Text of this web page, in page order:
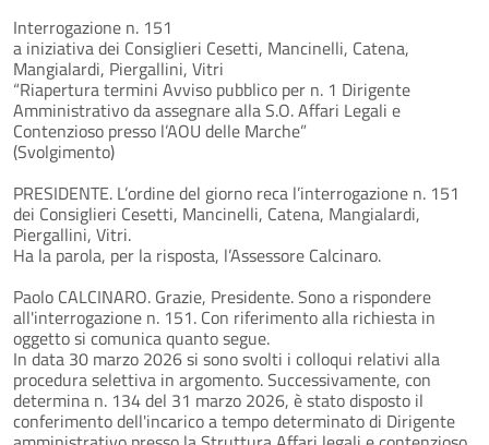
Interrogazione n. 151
a iniziativa dei Consiglieri Cesetti, Mancinelli, Catena,
Mangialardi, Piergallini, Vitri
“Riapertura termini Avviso pubblico per n. 1 Dirigente
Amministrativo da assegnare alla S.O. Affari Legali e
Contenzioso presso l’AOU delle Marche”
(Svolgimento)
PRESIDENTE. L’ordine del giorno reca l’interrogazione n. 151
dei Consiglieri Cesetti, Mancinelli, Catena, Mangialardi,
Piergallini, Vitri.
Ha la parola, per la risposta, l’Assessore Calcinaro.
Paolo CALCINARO. Grazie, Presidente. Sono a rispondere
all'interrogazione n. 151. Con riferimento alla richiesta in
oggetto si comunica quanto segue.
In data 30 marzo 2026 si sono svolti i colloqui relativi alla
procedura selettiva in argomento. Successivamente, con
determina n. 134 del 31 marzo 2026, è stato disposto il
conferimento dell'incarico a tempo determinato di Dirigente